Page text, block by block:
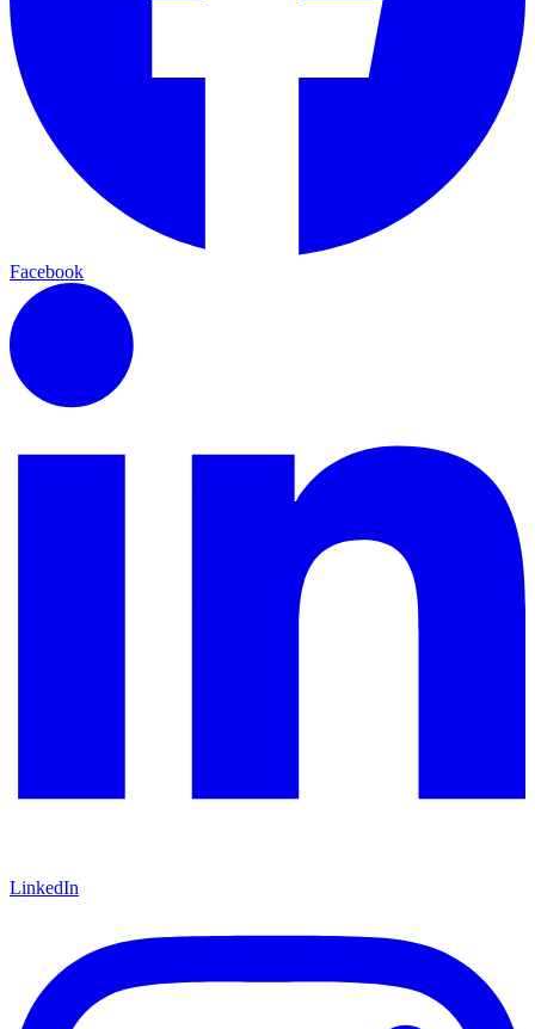
Facebook
LinkedIn